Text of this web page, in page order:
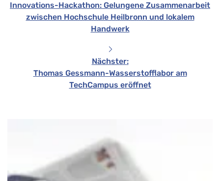
Innovations-Hackathon: Gelungene Zusammenarbeit
zwischen Hochschule Heilbronn und lokalem
Handwerk
Nächster:
Thomas Gessmann-Wasserstofflabor am
TechCampus eröffnet